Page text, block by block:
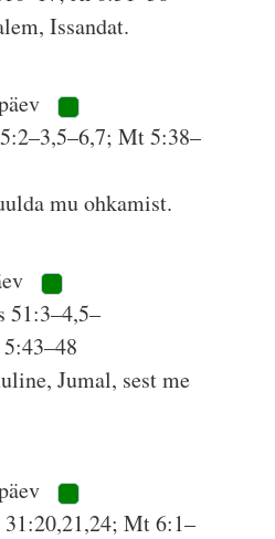
Issandat.
Mt 5:38–
mu ohkamist.
51:3–4,5–
Jumal, sest me
Mt 6:1–